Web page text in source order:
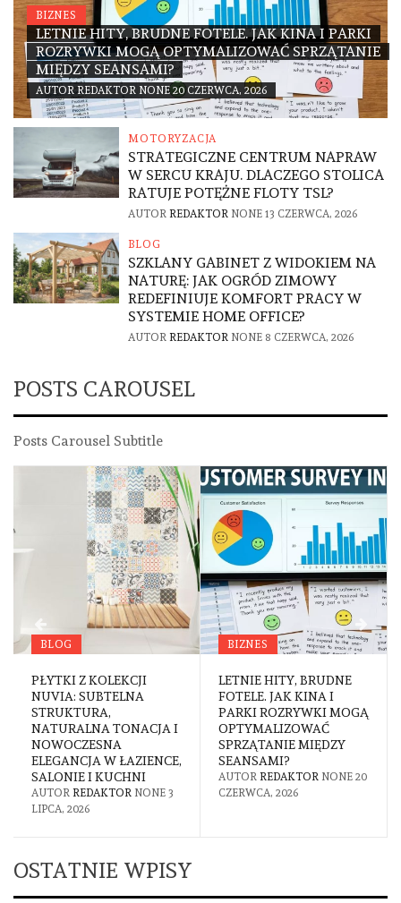
BIZNES
LETNIE HITY, BRUDNE FOTELE. JAK KINA I PARKI
ROZRYWKI MOGĄ OPTYMALIZOWAĆ SPRZĄTANIE
MIĘDZY SEANSAMI?
AUTOR REDAKTOR NONE 20 CZERWCA, 2026
MOTORYZACJA
STRATEGICZNE CENTRUM NAPRAW
W SERCU KRAJU. DLACZEGO STOLICA
RATUJE POTĘŻNE FLOTY TSL?
AUTOR REDAKTOR NONE 13 CZERWCA, 2026
BLOG
SZKLANY GABINET Z WIDOKIEM NA
NATURĘ: JAK OGRÓD ZIMOWY
REDEFINIUJE KOMFORT PRACY W
SYSTEMIE HOME OFFICE?
AUTOR REDAKTOR NONE 8 CZERWCA, 2026
POSTS CAROUSEL
Posts Carousel Subtitle
BLOG
PŁYTKI Z KOLEKCJI
NUVIA: SUBTELNA
STRUKTURA,
NATURALNA TONACJA I
NOWOCZESNA
ELEGANCJA W ŁAZIENCE,
SALONIE I KUCHNI
AUTOR REDAKTOR NONE 3
LIPCA, 2026
BIZNES
LETNIE HITY, BRUDNE
FOTELE. JAK KINA I
PARKI ROZRYWKI MOGĄ
OPTYMALIZOWAĆ
SPRZĄTANIE MIĘDZY
SEANSAMI?
AUTOR REDAKTOR NONE 20
CZERWCA, 2026
OSTATNIE WPISY